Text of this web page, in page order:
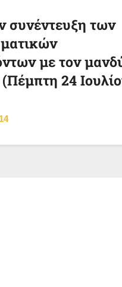
συνέντευξη των
με τον
24